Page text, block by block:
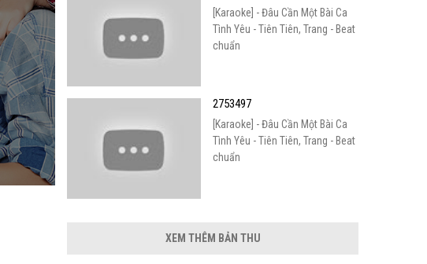
[Karaoke] - Đâu Cần Một Bài Ca
Tình Yêu - Tiên Tiên, Trang - Beat
chuẩn
2753497
[Karaoke] - Đâu Cần Một Bài Ca
Tình Yêu - Tiên Tiên, Trang - Beat
chuẩn
XEM THÊM BẢN THU